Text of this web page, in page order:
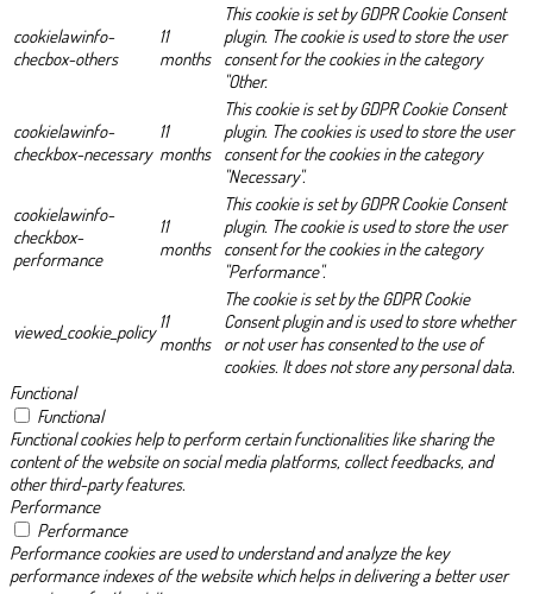
cookielawinfo-
checbox-others
11
months
This cookie is set by GDPR Cookie Consent
plugin. The cookie is used to store the user
consent for the cookies in the category
"Other.
cookielawinfo-
checkbox-necessary
11
months
This cookie is set by GDPR Cookie Consent
plugin. The cookies is used to store the user
consent for the cookies in the category
"Necessary".
cookielawinfo-
checkbox-
performance
11
months
This cookie is set by GDPR Cookie Consent
plugin. The cookie is used to store the user
consent for the cookies in the category
"Performance".
viewed_cookie_policy 11
months
The cookie is set by the GDPR Cookie
Consent plugin and is used to store whether
or not user has consented to the use of
cookies. It does not store any personal data.
Functional
Functional
Functional cookies help to perform certain functionalities like sharing the
content of the website on social media platforms, collect feedbacks, and
other third-party features.
Performance
Performance
Performance cookies are used to understand and analyze the key
performance indexes of the website which helps in delivering a better user